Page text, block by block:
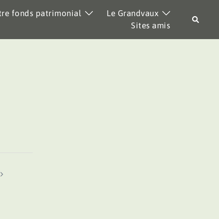
fonds patrimonial
Le Grandvaux
Sites amis